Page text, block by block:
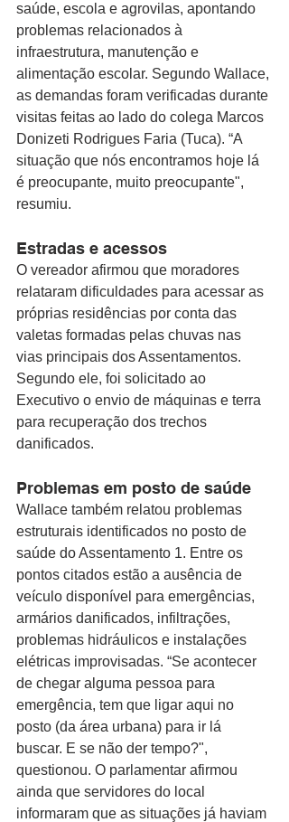
saúde, escola e agrovilas, apontando
problemas relacionados à
infraestrutura, manutenção e
alimentação escolar. Segundo Wallace,
as demandas foram verificadas durante
visitas feitas ao lado do colega Marcos
Donizeti Rodrigues Faria (Tuca). “A
situação que nós encontramos hoje lá
é preocupante, muito preocupante",
resumiu.
Estradas e acessos
O vereador afirmou que moradores
relataram dificuldades para acessar as
próprias residências por conta das
valetas formadas pelas chuvas nas
vias principais dos Assentamentos.
Segundo ele, foi solicitado ao
Executivo o envio de máquinas e terra
para recuperação dos trechos
danificados.
Problemas em posto de saúde
Wallace também relatou problemas
estruturais identificados no posto de
saúde do Assentamento 1. Entre os
pontos citados estão a ausência de
veículo disponível para emergências,
armários danificados, infiltrações,
problemas hidráulicos e instalações
elétricas improvisadas. “Se acontecer
de chegar alguma pessoa para
emergência, tem que ligar aqui no
posto (da área urbana) para ir lá
buscar. E se não der tempo?",
questionou. O parlamentar afirmou
ainda que servidores do local
informaram que as situações já haviam